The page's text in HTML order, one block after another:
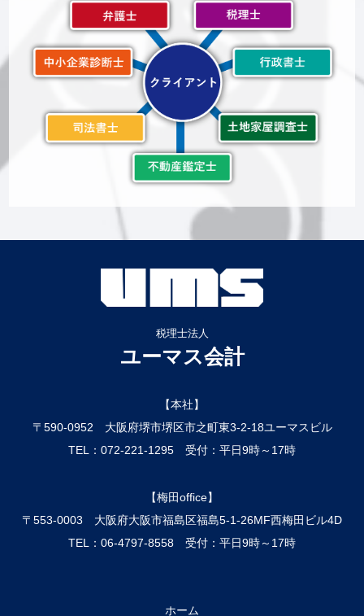
税理士法人
ユーマス会計
【本社】
〒590-0952
大阪府堺市堺区市之町東3-2-18ユーマスビル
TEL：072-221-1295 受付：平日9時～17時
【梅田office】
〒553-0003
大阪府大阪市福島区福島5-1-26MF西梅田ビル4D
TEL：06-4797-8558 受付：平日9時～17時
ホーム